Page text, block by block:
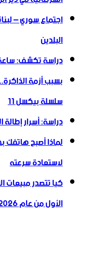
اجتماع سوري –
البلدين
دراسة تكشف:
بسبب أزمة
سلسلة بيكسل 11
دراسة: أسرار إطالة
لاستعادة سرعته
كيا تتصدر مبيعات
الأول من عام 2026